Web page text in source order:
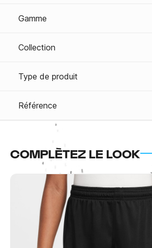
Gamme
Collection
Type de produit
Référence
COMPLÈTEZ LE LOOK